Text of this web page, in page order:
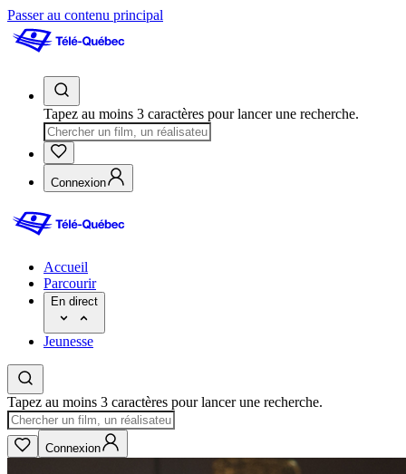
Passer au contenu principal
Tapez au moins 3 caractères pour lancer une recherche.
Connexion
Accueil
Parcourir
En direct
Jeunesse
Tapez au moins 3 caractères pour lancer une recherche.
Connexion